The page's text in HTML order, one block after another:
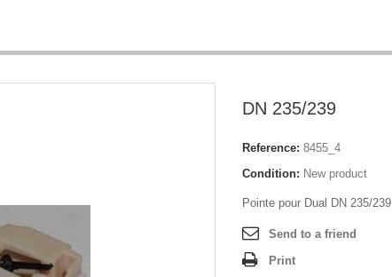
DN 235/239
Reference: 8455_4
Condition: New product
Pointe pour Dual DN 235/239
Send to a friend
Print